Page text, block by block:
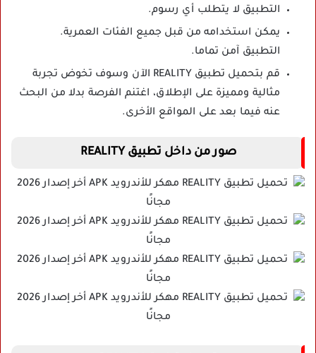
التطبيق لا يتطلب أي رسوم.
يمكن استخدامه من قبل جميع الفئات العمرية.
التطبيق آمن تماما.
قم بتحميل تطبيق REALITY الآن وسوف تخوض تجربة
مثالية ومميزة على الإطلاق، اغتنم الفرصة بدلا من البحث
عنه فيما بعد على المواقع الأخرى.
صور من داخل تطبيق REALITY